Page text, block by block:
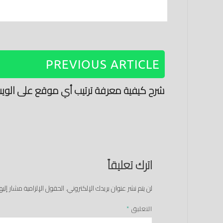
PREVIOUS ARTICLE
شرح كيفية معرفة ترتيب أي موقع على
اترك تعليقاً
لن يتم نشر عنوان بريدك الإلكتروني.الحقول الإلزامية مشار
التعليق *